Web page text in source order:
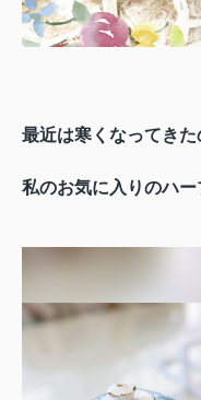
最近は寒くなってきた
私のお気に入りのハ